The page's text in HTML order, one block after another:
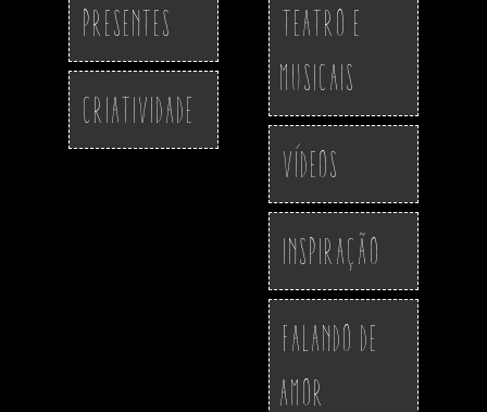
Presentes
Criatividade
Teatro e
Musicais
Vídeos
Inspiração
Falando de
Amor